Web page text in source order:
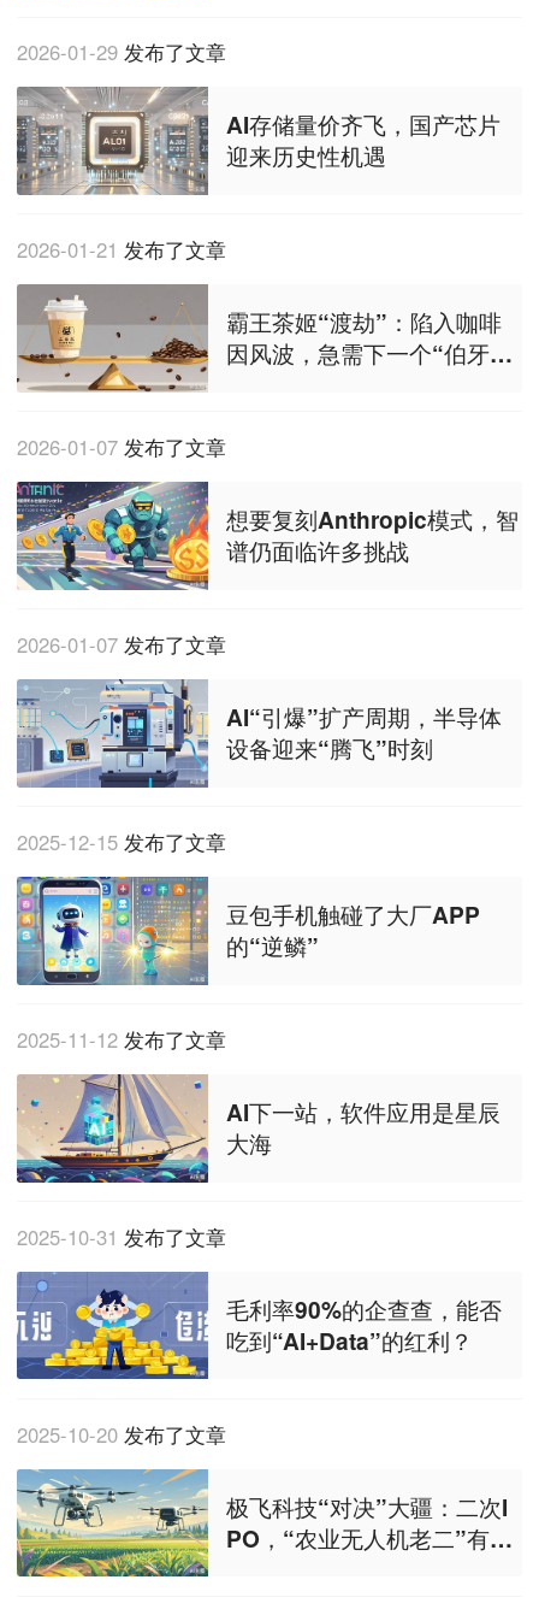
2026-01-29 发布了文章
AI存储量价齐飞，国产芯片
迎来历史性机遇
2026-01-21 发布了文章
霸王茶姬“渡劫”：陷入咖啡
因风波，急需下一个“伯牙绝
2026-01-07 发布了文章
想要复刻Anthropic模式，智
谱仍面临许多挑战
2026-01-07 发布了文章
AI“引爆”扩产周期，半导体
设备迎来“腾飞”时刻
2025-12-15 发布了文章
豆包手机触碰了大厂APP
的“逆鳞”
2025-11-12 发布了文章
AI下一站，软件应用是星辰
大海
2025-10-31 发布了文章
毛利率90%的企查查，能否
吃到“AI+Data”的红利？
2025-10-20 发布了文章
极飞科技“对决”大疆：二次I
PO，“农业无人机老二”有啥